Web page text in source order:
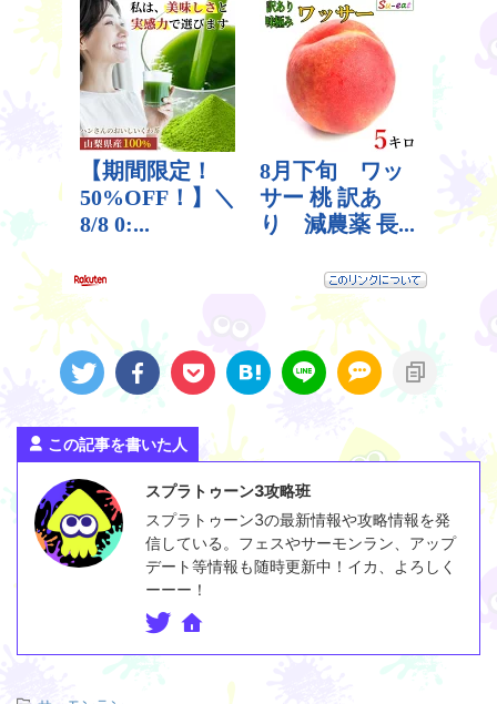
この記事を書いた人
スプラトゥーン3攻略班
スプラトゥーン3の最新情報や攻略情報を発
信している。フェスやサーモンラン、アップ
デート等情報も随時更新中！イカ、よろしく
ーーー！